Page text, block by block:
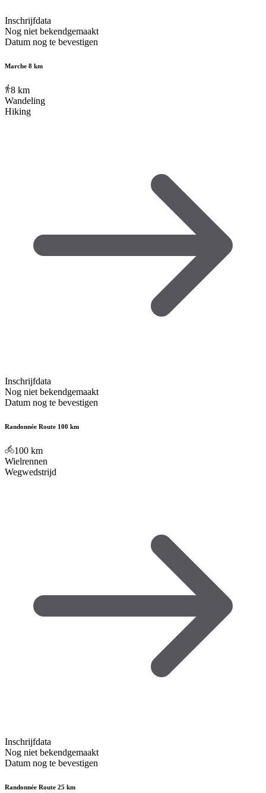
Inschrijfdata
Nog niet bekendgemaakt
Datum nog te bevestigen
Marche 8 km
8 km
Wandeling
Hiking
Inschrijfdata
Nog niet bekendgemaakt
Datum nog te bevestigen
Randonnée Route 100 km
100 km
Wielrennen
Wegwedstrijd
Inschrijfdata
Nog niet bekendgemaakt
Datum nog te bevestigen
Randonnée Route 25 km